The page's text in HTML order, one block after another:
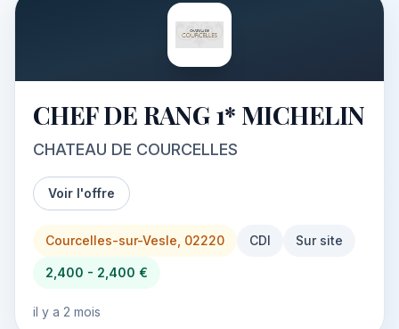
CHEF DE RANG 1* MICHELIN
CHATEAU DE COURCELLES
Voir l'offre
Courcelles-sur-Vesle, 02220 CDI Sur site
2,400 - 2,400 €
il y a 2 mois